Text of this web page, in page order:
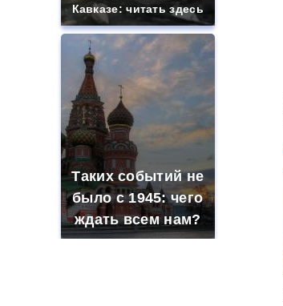
Кавказе: читать здесь
Таких событий не
было с 1945: чего
ждать всем нам?